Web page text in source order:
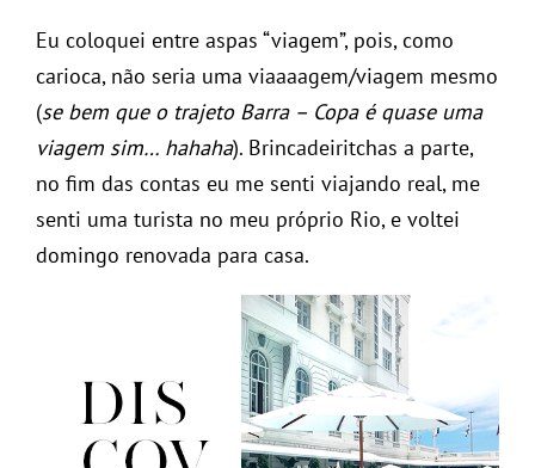
Eu coloquei entre aspas “viagem”, pois, como
carioca, não seria uma viaaaagem/viagem mesmo
(se bem que o trajeto Barra – Copa é quase uma
viagem sim… hahaha). Brincadeiritchas a parte,
no fim das contas eu me senti viajando real, me
senti uma turista no meu próprio Rio, e voltei
domingo renovada para casa.